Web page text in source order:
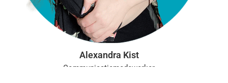
Alexandra Kist
Communicatiemedewerker